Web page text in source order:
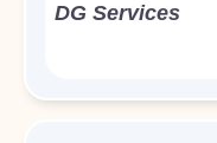
DG Services